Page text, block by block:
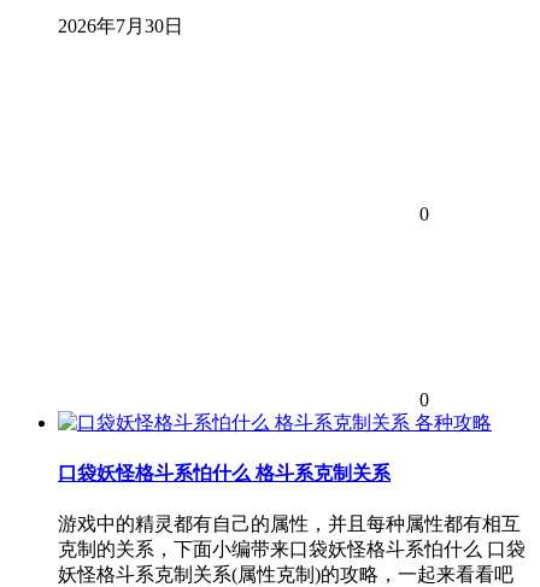
2026年7月30日
0
0
各种攻略
口袋妖怪格斗系怕什么 格斗系克制关系
游戏中的精灵都有自己的属性，并且每种属性都有相互
克制的关系，下面小编带来口袋妖怪格斗系怕什么 口袋
妖怪格斗系克制关系(属性克制)的攻略，一起来看看吧